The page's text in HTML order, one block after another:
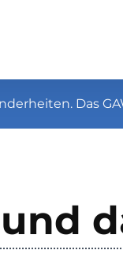
Das